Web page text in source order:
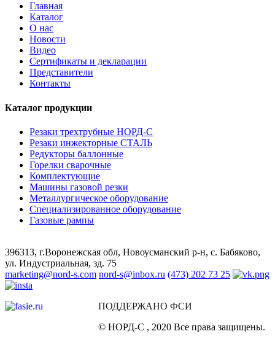
Главная
Каталог
О нас
Новости
Видео
Сертификаты и декларации
Представители
Контакты
Каталог продукции
Резаки трехтрубные НОРД-С
Резаки инжекторные СТАЛЬ
Редукторы баллонные
Горелки сварочные
Комплектующие
Машины газовой резки
Металлургическое оборудование
Специализированное оборудование
Газовые рампы
396313, г.Воронежская обл, Новоусманский р-н, с. Бабяково,
ул. Индустриальная, зд. 75
marketing@nord-s.com nord-s@inbox.ru (473) 202 73 25
ПОДДЕРЖАНО ФСИ
© НОРД-С , 2020 Все права защищены.